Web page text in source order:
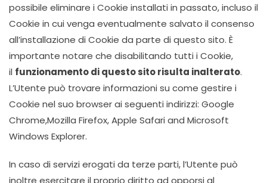
possibile eliminare i Cookie installati in passato, incluso il
Cookie in cui venga eventualmente salvato il consenso
all’installazione di Cookie da parte di questo sito. È
importante notare che disabilitando tutti i Cookie,
il funzionamento di questo sito risulta inalterato.
L’Utente può trovare informazioni su come gestire i
Cookie nel suo browser ai seguenti indirizzi: Google
Chrome,Mozilla Firefox, Apple Safari and Microsoft
Windows Explorer.
In caso di servizi erogati da terze parti, l’Utente può
inoltre esercitare il proprio diritto ad opporsi al